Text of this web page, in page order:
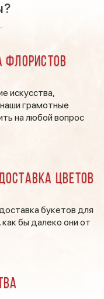
флористов
искусства,
грамотные
на любой вопрос
цветов
букетов для
бы далеко они от